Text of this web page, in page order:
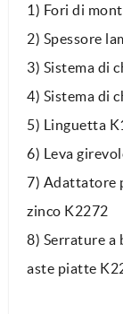
1) Fori di
2) Spessore
3) Sistema di
4) Sistema di
5) Linguetta
6) Leva
7) Adattatore
zinco K2272
8) Serrature a
aste piatte